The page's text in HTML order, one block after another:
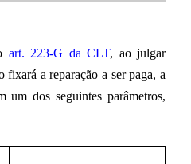
art. 223-G da CLT, ao julgar
a reparação a ser paga, a
um dos seguintes parâmetros,